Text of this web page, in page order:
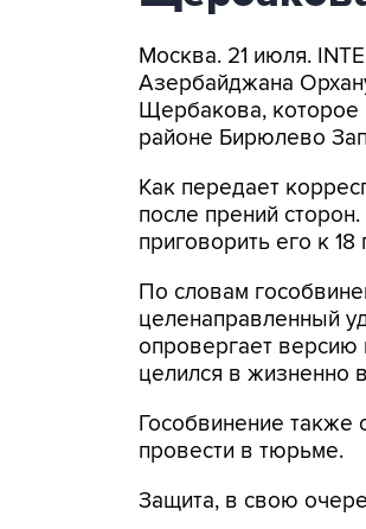
Москва. 21 июля.
Азербайджана
Щербакова, которое
районе Бирюлево
Как передает
после прений
приговорить его к
По словам
целенаправленный
опровергает версию
целился в жизненно
Гособвинение также
провести в тюрьме.
Защита, в свою